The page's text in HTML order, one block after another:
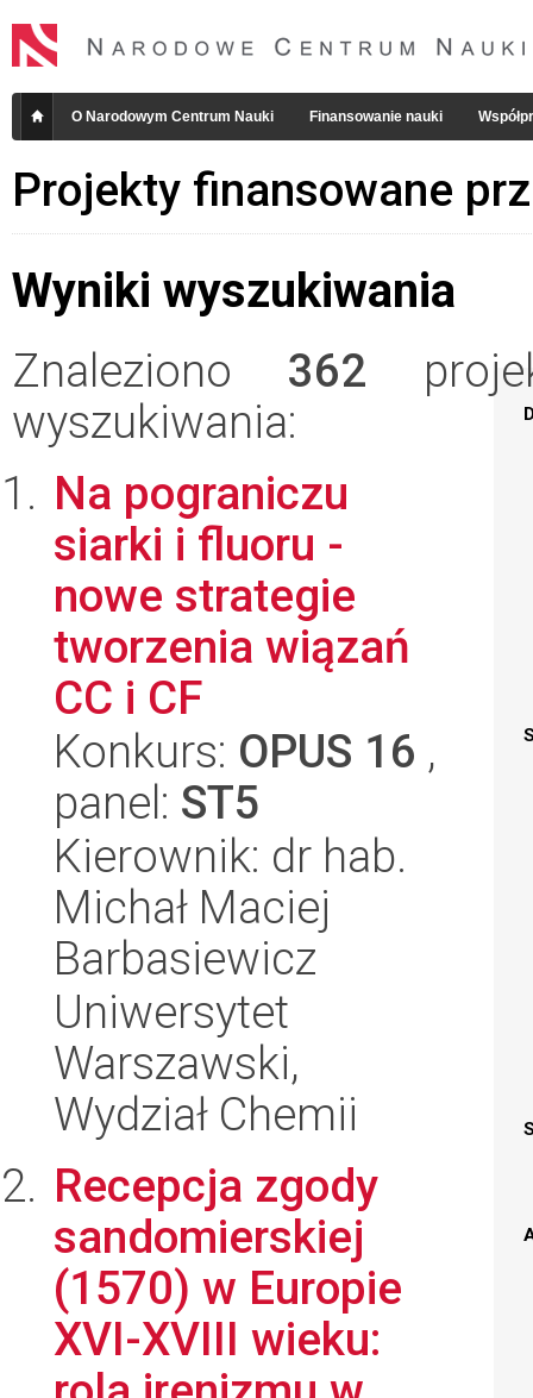
O Narodowym Centrum Nauki Finansowanie nauki
Projekty finansowane
Wyniki wyszukiwania
Znaleziono 362
wyszukiwania:
Na pograniczu
siarki i fluoru -
nowe strategie
tworzenia wiązań
CC i CF
Konkurs: OPUS 16 ,
panel: ST5
Kierownik: dr hab.
Michał Maciej
Barbasiewicz
Uniwersytet
Warszawski,
Wydział Chemii
Recepcja zgody
sandomierskiej
(1570) w Europie
XVI-XVIII wieku: